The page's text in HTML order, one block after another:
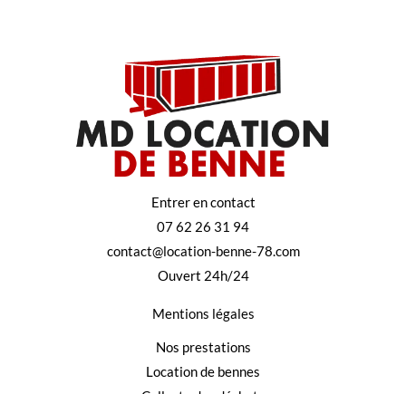
Entrer en contact
07 62 26 31 94
contact@location-benne-78.com
Ouvert 24h/24
Mentions légales
Nos prestations
Location de bennes